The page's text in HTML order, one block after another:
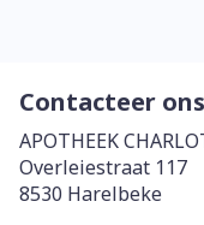
Contacteer ons
APOTHEEK
Overleiestraat 117
8530 Harelbeke